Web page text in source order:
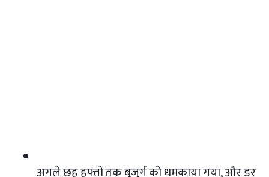
अगले छह हफ्तों तक बुजुर्ग को धमकाया गया, और डर